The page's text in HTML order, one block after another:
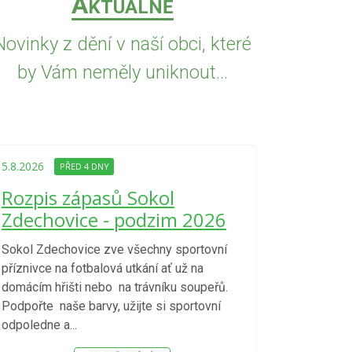
KTUÁLNĚ
z dění v naší obci, které
by Vám neměly uniknout...
5.8.2026 PŘED 4 DNY
Rozpis zápasů Sokol
Zdechovice - podzim 2026
Sokol Zdechovice zve všechny sportovní
příznivce na fotbalová utkání ať už na
domácím hřišti nebo na trávníku soupeřů.
Podpořte naše barvy, užijte si sportovní
odpoledne a...